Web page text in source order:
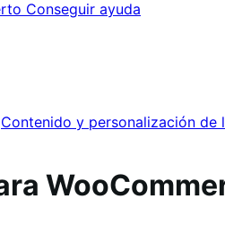
Conseguir ayuda
Contenido y personalización de